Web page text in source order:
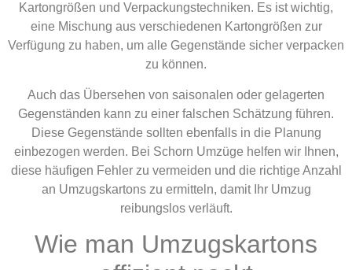
Kartongrößen und Verpackungstechniken. Es ist wichtig,
eine Mischung aus verschiedenen Kartongrößen zur
Verfügung zu haben, um alle Gegenstände sicher verpacken
zu können.
Auch das Übersehen von saisonalen oder gelagerten
Gegenständen kann zu einer falschen Schätzung führen.
Diese Gegenstände sollten ebenfalls in die Planung
einbezogen werden. Bei Schorn Umzüge helfen wir Ihnen,
diese häufigen Fehler zu vermeiden und die richtige Anzahl
an Umzugskartons zu ermitteln, damit Ihr Umzug
reibungslos verläuft.
Wie man Umzugskartons